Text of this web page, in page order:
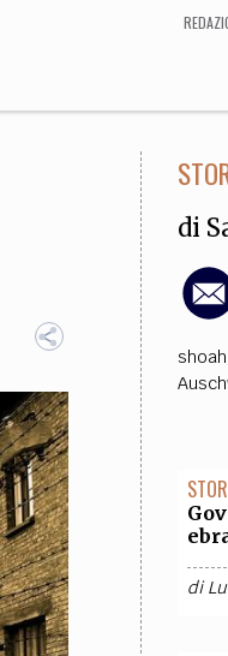
Arte,
di
shoah
di